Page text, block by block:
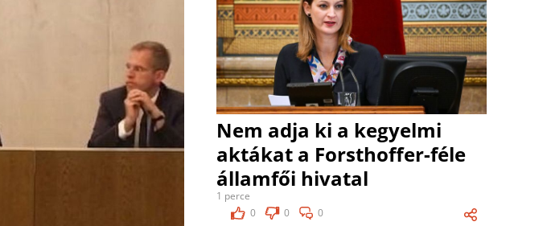
Nem adja ki a kegyelmi
aktákat a Forsthoffer-féle
államfői hivatal
1 perce
0
0 0